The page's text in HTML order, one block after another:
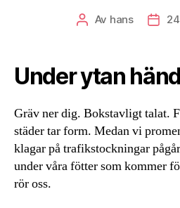
Inläggsförfattare
Av hans
Under ytan
Gräv ner dig. Bokstavligt talat.
städer tar form. Medan vi
klagar på trafikstockningar
under våra fötter som kommer
rör oss.